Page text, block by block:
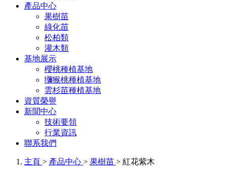
產品中心
果樹苗
綠化苗
松柏類
灌木類
基地展示
櫻桃種植基地
獼猴桃種植基地
雲杉苗種植基地
資質榮譽
新聞中心
技術要領
行業資訊
聯系我們
主頁 > 產品中心 > 果樹苗 > 紅花紫木